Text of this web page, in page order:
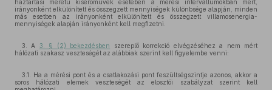
háztartási méretű kiserőművek esetében a mérési intervallumokban mért,
irányonként elkülönített és összegzett mennyiségek különbsége alapján, minden
más esetben az irányonként elkülönített és összegzett villamosenergia-
mennyiségek alapján irányonként kell megfizetni.
3. A 3. § (2) bekezdésben
szereplő korrekció elvégzéséhez a nem mért
hálózati szakasz veszteségét az alábbiak szerint kell figyelembe venni:
3.1. Ha a mérési pont és a csatlakozási pont feszültségszintje azonos, akkor a
soros hálózati elemek veszteségét az elosztói szabályzat szerint kell